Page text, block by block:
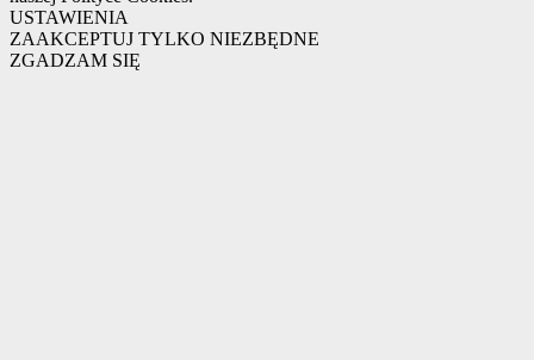
USTAWIENIA
ZAAKCEPTUJ TYLKO NIEZBĘDNE
ZGADZAM SIĘ